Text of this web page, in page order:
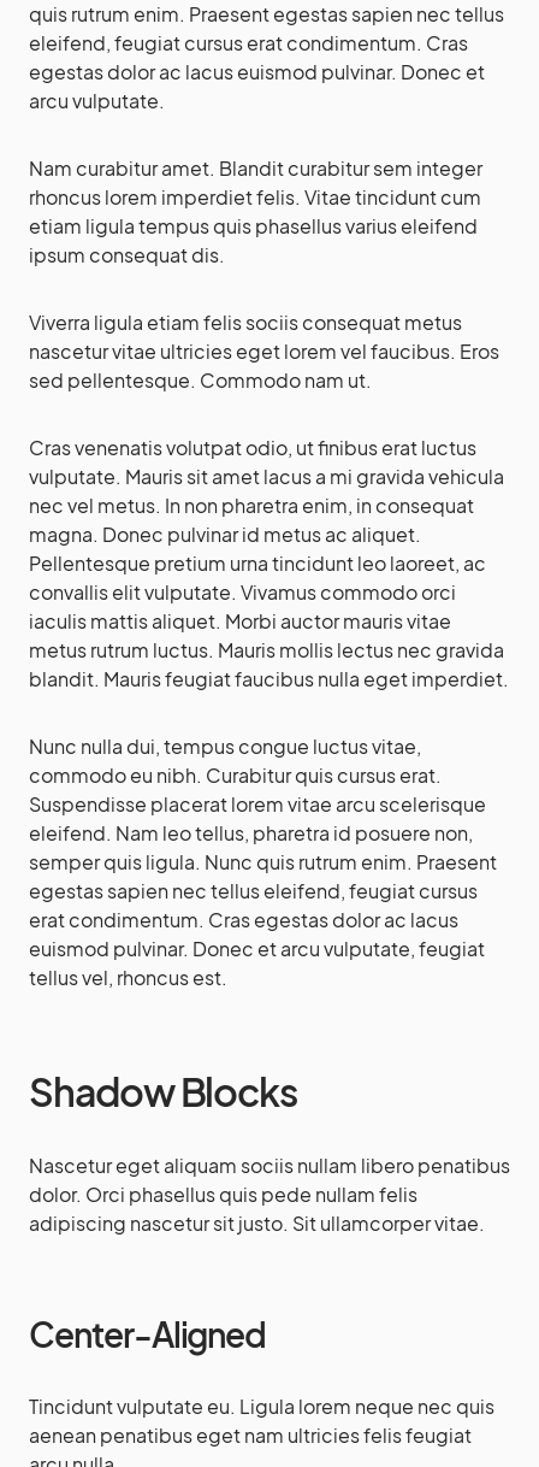
quis rutrum enim. Praesent egestas sapien nec tellus
eleifend, feugiat cursus erat condimentum. Cras
egestas dolor ac lacus euismod pulvinar. Donec et
arcu vulputate.
Nam curabitur amet. Blandit curabitur sem integer
rhoncus lorem imperdiet felis. Vitae tincidunt cum
etiam ligula tempus quis phasellus varius eleifend
ipsum consequat dis.
Viverra ligula etiam felis sociis consequat metus
nascetur vitae ultricies eget lorem vel faucibus. Eros
sed pellentesque. Commodo nam ut.
Cras venenatis volutpat odio, ut finibus erat luctus
vulputate. Mauris sit amet lacus a mi gravida vehicula
nec vel metus. In non pharetra enim, in consequat
magna. Donec pulvinar id metus ac aliquet.
Pellentesque pretium urna tincidunt leo laoreet, ac
convallis elit vulputate. Vivamus commodo orci
iaculis mattis aliquet. Morbi auctor mauris vitae
metus rutrum luctus. Mauris mollis lectus nec gravida
blandit. Mauris feugiat faucibus nulla eget imperdiet.
Nunc nulla dui, tempus congue luctus vitae,
commodo eu nibh. Curabitur quis cursus erat.
Suspendisse placerat lorem vitae arcu scelerisque
eleifend. Nam leo tellus, pharetra id posuere non,
semper quis ligula. Nunc quis rutrum enim. Praesent
egestas sapien nec tellus eleifend, feugiat cursus
erat condimentum. Cras egestas dolor ac lacus
euismod pulvinar. Donec et arcu vulputate, feugiat
tellus vel, rhoncus est.
Shadow Blocks
Nascetur eget aliquam sociis nullam libero penatibus
dolor. Orci phasellus quis pede nullam felis
adipiscing nascetur sit justo. Sit ullamcorper vitae.
Center-Aligned
Tincidunt vulputate eu. Ligula lorem neque nec quis
aenean penatibus eget nam ultricies felis feugiat